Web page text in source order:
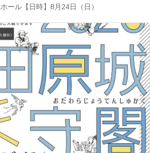
ール【日時】8月24日（日）